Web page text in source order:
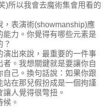
)所以我會去魔術集會用看的
，表演術(showmanship)應
力。你覺得有哪些元素是
？
演出來說，最重要的一件事
。我想關鍵就是要讓你自
自己。換句話說：如果你跟
在那兒假扮成是一個拘謹
人覺得很彆扭。
候。